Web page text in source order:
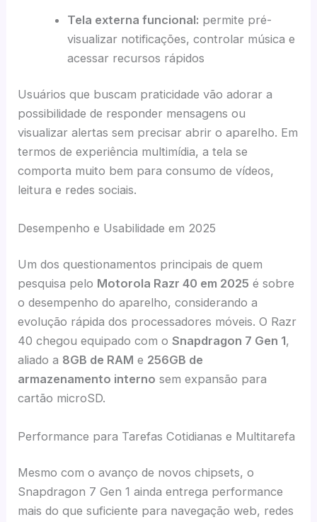
Tela externa funcional: permite pré-
visualizar notificações, controlar música e
acessar recursos rápidos
Usuários que buscam praticidade vão adorar a
possibilidade de responder mensagens ou
visualizar alertas sem precisar abrir o aparelho. Em
termos de experiência multimídia, a tela se
comporta muito bem para consumo de vídeos,
leitura e redes sociais.
Desempenho e Usabilidade em 2025
Um dos questionamentos principais de quem
pesquisa pelo Motorola Razr 40 em 2025 é sobre
o desempenho do aparelho, considerando a
evolução rápida dos processadores móveis. O Razr
40 chegou equipado com oSnapdragon 7 Gen 1,
aliado a 8GB de RAM e 256GB de
armazenamento interno sem expansão para
cartão microSD.
Performance para Tarefas Cotidianas e Multitarefa
Mesmo com o avanço de novos chipsets, o
Snapdragon 7 Gen 1 ainda entrega performance
mais do que suficiente para navegação web, redes